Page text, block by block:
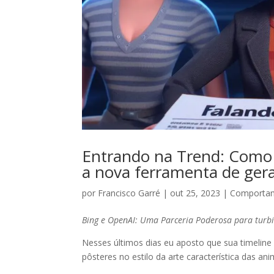
Entrando na Trend:
a nova ferramenta de
por Francisco Garré | out 25, 2023 |
Bing e OpenAI: Uma Parceria Poderosa para
Nesses últimos dias eu aposto que sua
pôsteres no estilo da arte característica das